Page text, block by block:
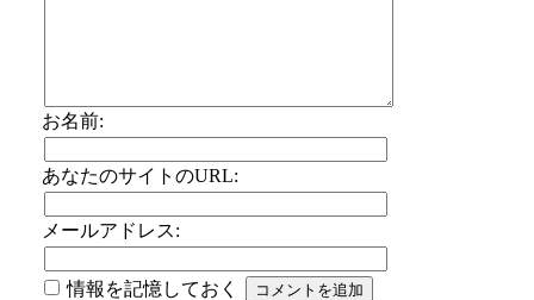
お名前:
あなたのサイトのURL:
メールアドレス:
情報を記憶しておく